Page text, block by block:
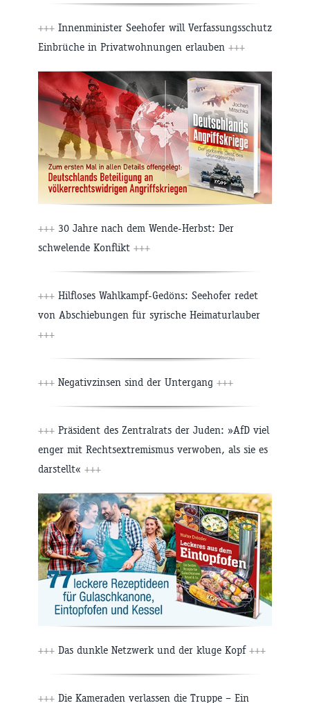
+++ Innenminister Seehofer will Verfassungsschutz
Einbrüche in Privatwohnungen erlauben +++
+++ 30 Jahre nach dem Wende-Herbst: Der
schwelende Konflikt +++
+++ Hilfloses Wahlkampf-Gedöns: Seehofer redet
von Abschiebungen für syrische Heimaturlauber
+++
+++ Negativzinsen sind der Untergang +++
+++ Präsident des Zentralrats der Juden: »AfD viel
enger mit Rechtsextremismus verwoben, als sie es
darstellt« +++
+++ Das dunkle Netzwerk und der kluge Kopf +++
+++ Die Kameraden verlassen die Truppe – Ein